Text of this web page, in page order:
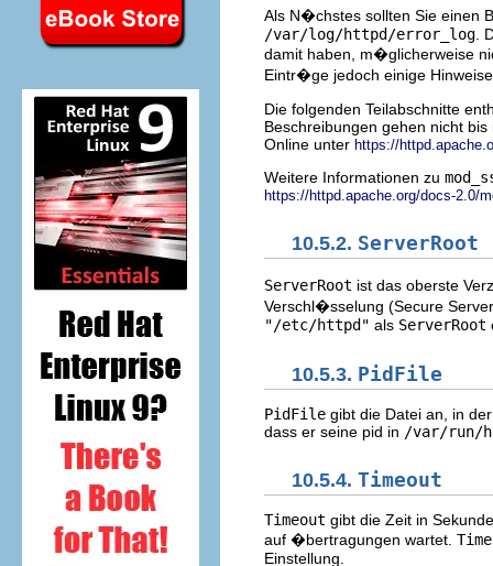
Als N�chstes sollten Sie einen
/var/log/httpd/error_log .
damit haben, m�glicherweise
Eintr�ge jedoch einige
Die folgenden Teilabschnitte
Beschreibungen gehen nicht
Online unter https://
Weitere Informationen zu
https://httpd.apache.org/docs-2.0/
10.5.2. ServerRoot
ServerRoot ist das oberste
Verschl�sselung (Secure
"/etc/httpd" als ServerRoot
10.5.3. PidFile
PidFile gibt die Datei an, in
dass er seine pid in /var/run/
10.5.4. Timeout
Timeout gibt die Zeit in
auf �bertragungen wartet.
Einstellung.